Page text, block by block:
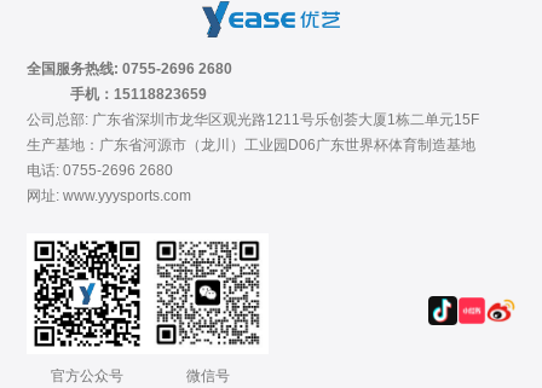
全国服务热线: 0755-2696 2680
手机：15118823659
公司总部: 广东省深圳市龙华区观光路1211号乐创荟大厦1栋二单元15F
生产基地：广东省河源市（龙川）工业园D06广东世界杯体育制造基地
电话: 0755-2696 2680
网址: www.yyysports.com
官方公众号 微信号